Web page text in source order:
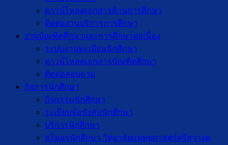
ดาวน์โหลดเอกสารด้านการศึกษา
ติดต่องานบริการการศึกษา
งานบัณฑิตศึกษาเเละการศึกษาต่อเนื่อง
ระบบงานทะเบียนนักศึกษา
ดาวน์โหลดเอกสารบัณฑิตศึกษา
ติดต่อสอบถาม
กิจการนักศึกษา
กิจกรรมนักศึกษา
ระเบียบข้อบังคับนักศึกษา
บริการนักศึกษา
สโมสรนักศึกษา วิทยาลัยแพทยศาสตร์ศรีสวางค